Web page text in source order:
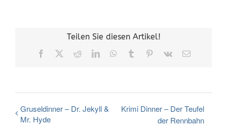
Teilen Sie diesen Artikel!
Facebook RedditLinkedInWhatsApp
Tumblr Pinterest
Vk
E-
Gruseldinner – Dr. Jekyll &
Mr. Hyde
Krimi Dinner – Der Teufel
der Rennbahn